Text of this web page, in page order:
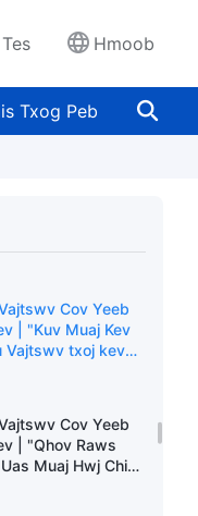
Hmoob
Txog Peb
Uas Hlub Nws"
| "Vajtswv Txoj
Tag Nrho Kuv
Cov Yeeb
| "Kuv Muaj Kev
Vajtswv txoj kev
Cov Yeeb
| "Qhov Raws
Muaj Hwj Chim